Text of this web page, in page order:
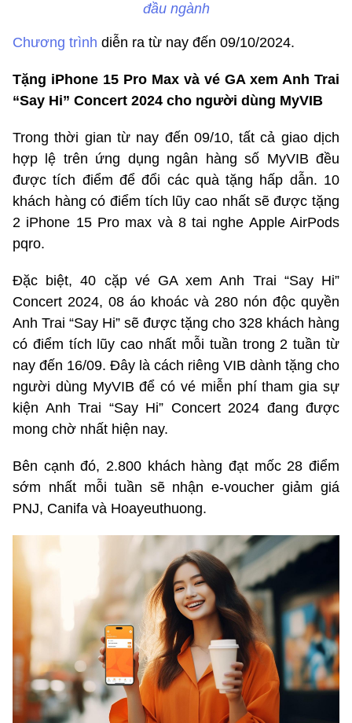
đầu ngành
Chương trình diễn ra từ nay đến 09/10/2024.
Tặng iPhone 15 Pro Max và vé GA xem Anh Trai
“Say Hi” Concert 2024 cho người dùng MyVIB
Trong thời gian từ nay đến 09/10, tất cả giao dịch
hợp lệ trên ứng dụng ngân hàng số MyVIB đều
được tích điểm để đổi các quà tặng hấp dẫn. 10
khách hàng có điểm tích lũy cao nhất sẽ được tặng
2 iPhone 15 Pro max và 8 tai nghe Apple AirPods
pqro.
Đặc biệt, 40 cặp vé GA xem Anh Trai “Say Hi”
Concert 2024, 08 áo khoác và 280 nón độc quyền
Anh Trai “Say Hi” sẽ được tặng cho 328 khách hàng
có điểm tích lũy cao nhất mỗi tuần trong 2 tuần từ
nay đến 16/09. Đây là cách riêng VIB dành tặng cho
người dùng MyVIB để có vé miễn phí tham gia sự
kiện Anh Trai “Say Hi” Concert 2024 đang được
mong chờ nhất hiện nay.
Bên cạnh đó, 2.800 khách hàng đạt mốc 28 điểm
sớm nhất mỗi tuần sẽ nhận e-voucher giảm giá
PNJ, Canifa và Hoayeuthuong.